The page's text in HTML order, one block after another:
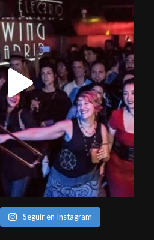
Seguir en Instagram